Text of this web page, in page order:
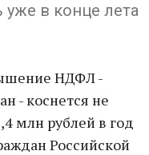
уже в конце лета
НДФЛ -
- коснется не
млн рублей в год
Российской